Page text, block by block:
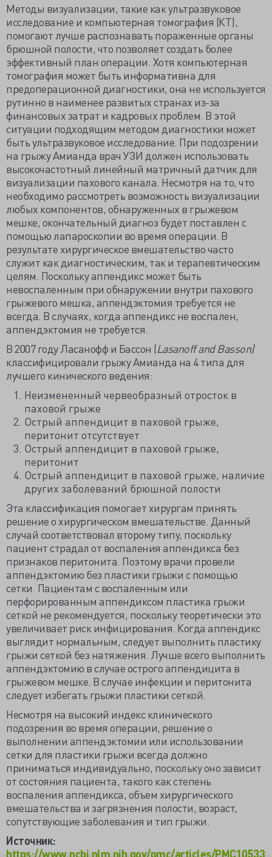
Методы визуализации, такие как ультразвуковое
исследование и компьютерная томография (КТ),
помогают лучше распознавать пораженные органы
брюшной полости, что позволяет создать более
эффективный план операции. Хотя компьютерная
томография может быть информативна для
предоперационной диагностики, она не используется
рутинно в наименее развитых странах из-за
финансовых затрат и кадровых проблем. В этой
ситуации подходящим методом диагностики может
быть ультразвуковое исследование. При подозрении
на грыжу Амианда врач УЗИ должен использовать
высокочастотный линейный матричный датчик для
визуализации пахового канала. Несмотря на то, что
необходимо рассмотреть возможность визуализации
любых компонентов, обнаруженных в грыжевом
мешке, окончательный диагноз будет поставлен с
помощью лапароскопии во время операции. В
результате хирургическое вмешательство часто
служит как диагностическим, так и терапевтическим
целям. Поскольку аппендикс может быть
невоспаленным при обнаружении внутри пахового
грыжевого мешка, аппендэктомия требуется не
всегда. В случаях, когда аппендикс не воспален,
аппендэктомия не требуется.
В 2007 году Ласанофф и Бассон (Lasanoff and Basson)
классифицировали грыжу Амианда на 4 типа для
лучшего кинического ведения:
Неизмененный червеобразный отросток в
паховой грыже
Острый аппендицит в паховой грыже,
перитонит отсутствует
Острый аппендицит в паховой грыже,
перитонит
Острый аппендицит в паховой грыже, наличие
других заболеваний брюшной полости
Эта классификация помогает хирургам принять
решение о хирургическом вмешательстве. Данный
случай соответствовал второму типу, поскольку
пациент страдал от воспаления аппендикса без
признаков перитонита. Поэтому врачи провели
аппендэктомию без пластики грыжи с помощью
сетки. Пациентам с воспаленным или
перфорированным аппендиксом пластика грыжи
сеткой не рекомендуется, поскольку теоретически это
увеличивает риск инфицирования. Когда аппендикс
выглядит нормальным, следует выполнить пластику
грыжи сеткой без натяжения. Лучше всего выполнить
аппендэктомию в случае острого аппендицита в
грыжевом мешке. В случае инфекции и перитонита
следует избегать грыжи пластики сеткой.
Несмотря на высокий индекс клинического
подозрения во время операции, решение о
выполнении аппендэктомии или использовании
сетки для пластики грыжи всегда должно
приниматься индивидуально, поскольку оно зависит
от состояния пациента, такого как степень
воспаления аппендикса, объем хирургического
вмешательства и загрязнения полости, возраст,
сопутствующие заболевания и тип грыжи.
Источник:
https://www.ncbi.nlm.nih.gov/pmc/articles/PMC10533